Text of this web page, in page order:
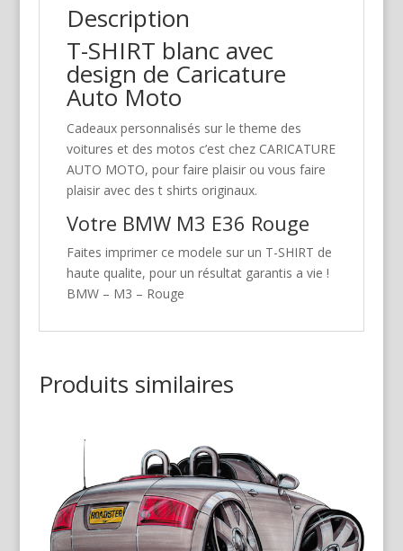
Description
T-SHIRT blanc avec
design de Caricature
Auto Moto
Cadeaux personnalisés sur le theme des
voitures et des motos c’est chez CARICATURE
AUTO MOTO, pour faire plaisir ou vous faire
plaisir avec des t shirts originaux.
Votre BMW M3 E36 Rouge
Faites imprimer ce modele sur un T-SHIRT de
haute qualite, pour un résultat garantis a vie !
BMW – M3 – Rouge
Produits similaires